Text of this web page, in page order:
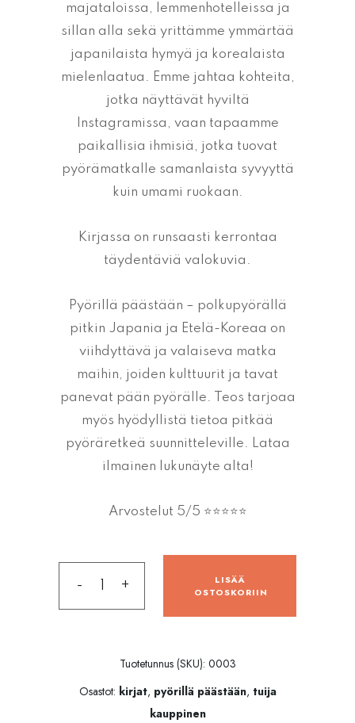
majataloissa, lemmenhotelleissa ja
sillan alla sekä yrittämme ymmärtää
japanilaista hymyä ja korealaista
mielenlaatua. Emme jahtaa kohteita,
jotka näyttävät hyviltä
Instagramissa, vaan tapaamme
paikallisia ihmisiä, jotka tuovat
pyörämatkalle samanlaista syvyyttä
kuin umami ruokaan.
Kirjassa on runsaasti kerrontaa
täydentäviä valokuvia.
Pyörillä päästään – polkupyörällä
pitkin Japania ja Etelä-Koreaa on
viihdyttävä ja valaiseva matka
maihin, joiden kulttuurit ja tavat
panevat pään pyörälle. Teos tarjoaa
myös hyödyllistä tietoa pitkää
pyöräretkeä suunnitteleville. Lataa
ilmainen lukunäyte alta!
Arvostelut 5/5 ⭐⭐⭐⭐⭐
- +
LISÄÄ
OSTOSKORIIN
Tuotetunnus (SKU): 0003
Osastot: kirjat, pyörillä päästään, tuija
kauppinen